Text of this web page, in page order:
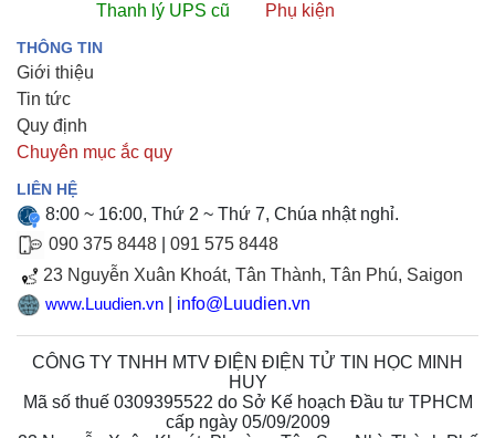
Thanh lý UPS cũ
Phụ kiện
THÔNG TIN
Giới thiệu
Tin tức
Quy định
Chuyên mục ắc quy
LIÊN HỆ
8:00 ~ 16:00, Thứ 2 ~ Thứ 7, Chúa nhật nghỉ.
090 375 8448
091 575 8448
23 Nguyễn Xuân Khoát, Tân Thành, Tân Phú, Saigon
www.Luudien.vn info@Luudien.vn
CÔNG TY TNHH MTV ĐIỆN ĐIỆN TỬ TIN HỌC MINH
HUY
Mã số thuế 0309395522 do Sở Kế hoạch Đầu tư TPHCM
cấp ngày 05/09/2009